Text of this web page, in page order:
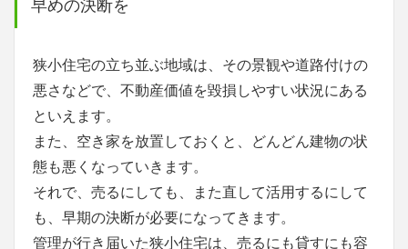
早めの決断を
狭小住宅の立ち並ぶ地域は、その景観や道路付けの
悪さなどで、不動産価値を毀損しやすい状況にある
といえます。
また、空き家を放置しておくと、どんどん建物の状
態も悪くなっていきます。
それで、売るにしても、また直して活用するにして
も、早期の決断が必要になってきます。
管理が行き届いた狭小住宅は、売るにも貸すにも容